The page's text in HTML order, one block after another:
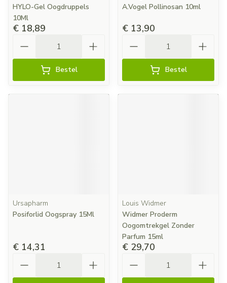
HYLO-Gel Oogdruppels
10Ml
€ 18,89
Bestel
A.Vogel Pollinosan 10ml
€ 13,90
Bestel
Ursapharm
Posiforlid Oogspray 15Ml
€ 14,31
Louis Widmer
Widmer Proderm
Oogomtrekgel Zonder
Parfum 15ml
€ 29,70